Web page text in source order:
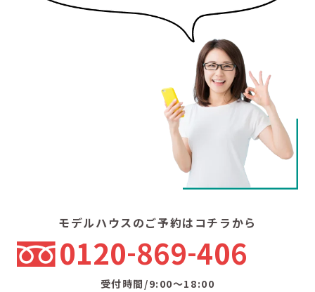
モデルハウスのご予約はコチラから
0120 869 406
受付時間/9:00〜18:00